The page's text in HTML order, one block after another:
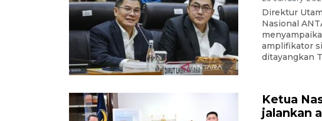
Direktur
Nasional
amplifikator
ditayangkan
Ketua
jalankan